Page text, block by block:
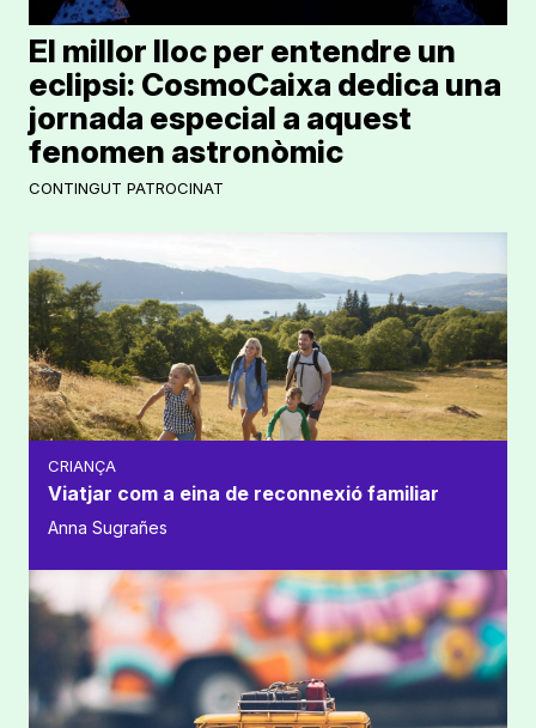
CONTINGUT PATROCINAT
El millor lloc per entendre un
eclipsi: CosmoCaixa dedica una
jornada especial a aquest
fenomen astronòmic
CRIANÇA
Viatjar com a eina de reconnexió familiar
Anna Sugrañes